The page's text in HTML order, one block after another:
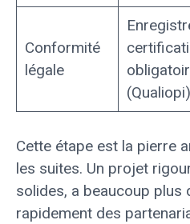
Conformité
légale
(Qualiopi)
Cette étape est la pierre
les suites. Un projet
solides, a beaucoup plus
rapidement des